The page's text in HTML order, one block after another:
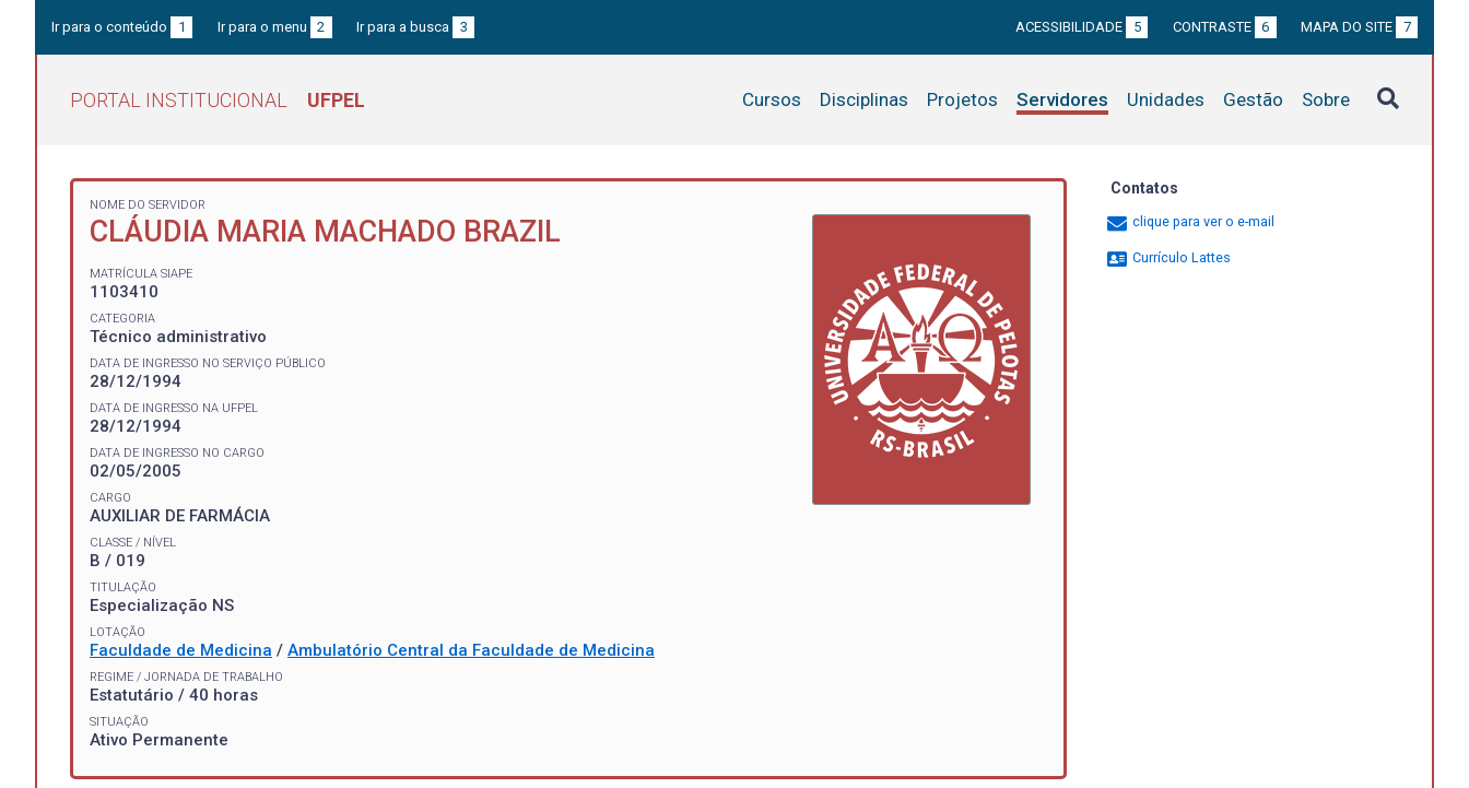
Ir para o conteúdo 1 Ir para o menu 2 Ir para a busca 3 ACESSIBILIDADE 5 CONTRASTE 6 MAPA DO SITE 7
PORTAL INSTITUCIONAL UFPEL Cursos Disciplinas Projetos Servidores Unidades Gestão Sobre
NOME DO SERVIDOR
CLÁUDIA MARIA MACHADO BRAZIL
MATRÍCULA SIAPE
1103410
CATEGORIA
Técnico administrativo
DATA DE INGRESSO NO SERVIÇO PÚBLICO
28/12/1994
DATA DE INGRESSO NA UFPEL
28/12/1994
DATA DE INGRESSO NO CARGO
02/05/2005
CARGO
AUXILIAR DE FARMÁCIA
CLASSE / NÍVEL
B / 019
TITULAÇÃO
Especialização NS
LOTAÇÃO
Faculdade de Medicina / Ambulatório Central da Faculdade de Medicina
REGIME / JORNADA DE TRABALHO
Estatutário / 40 horas
SITUAÇÃO
Ativo Permanente
Contatos
clique para ver o e-mail
Currículo Lattes